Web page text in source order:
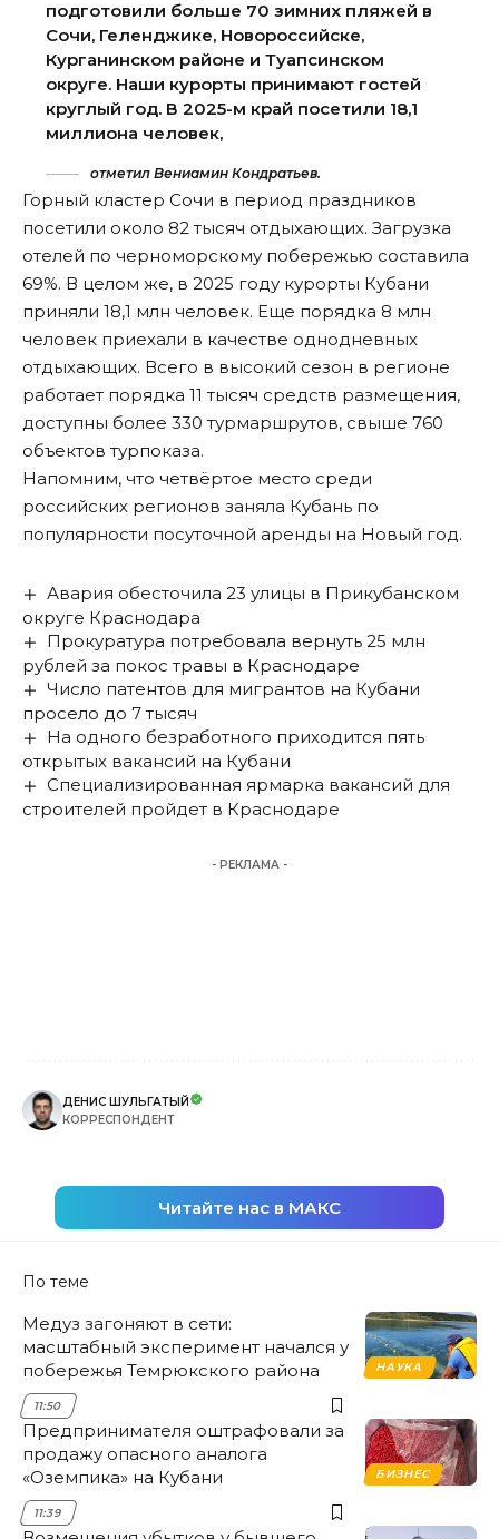
подготовили больше 70 зимних пляжей в
Сочи, Геленджике, Новороссийске,
Курганинском районе и Туапсинском
округе. Наши курорты принимают гостей
круглый год. В 2025-м край посетили 18,1
миллиона человек,
отметил Вениамин Кондратьев.
Горный кластер Сочи в период праздников
посетили около 82 тысяч отдыхающих. Загрузка
отелей по черноморскому побережью составила
69%. В целом же, в 2025 году курорты Кубани
приняли 18,1 млн человек. Еще порядка 8 млн
человек приехали в качестве однодневных
отдыхающих. Всего в высокий сезон в регионе
работает порядка 11 тысяч средств размещения,
доступны более 330 турмаршрутов, свыше 760
объектов турпоказа.
Напомним, что четвёртое место среди
российских регионов заняла Кубань по
популярности посуточной аренды на Новый год.
Авария обесточила 23 улицы в Прикубанском
округе Краснодара
Прокуратура потребовала вернуть 25 млн
рублей за покос травы в Краснодаре
Число патентов для мигрантов на Кубани
просело до 7 тысяч
На одного безработного приходится пять
открытых вакансий на Кубани
Специализированная ярмарка вакансий для
строителей пройдет в Краснодаре
- РЕКЛАМА -
ДЕНИС ШУЛЬГАТЫЙ
КОРРЕСПОНДЕНТ
Читайте нас в МАКС
По теме
НАУКА
Медуз загоняют в сети:
масштабный эксперимент начался у
побережья Темрюкского района
11:50
БИЗНЕС
Предпринимателя оштрафовали за
продажу опасного аналога
«Оземпика» на Кубани
11:39